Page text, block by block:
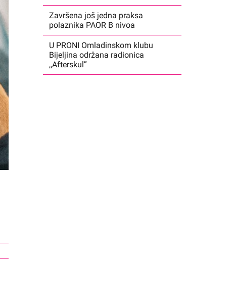
Završena još jedna praksa
polaznika PAOR B nivoa
U PRONI Omladinskom klubu
Bijeljina održana radionica
,,Afterskul”